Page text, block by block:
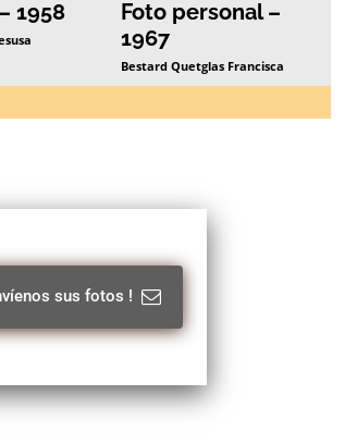
1958
Foto personal –
1967
Bestard Quetglas Francisca
sus fotos !